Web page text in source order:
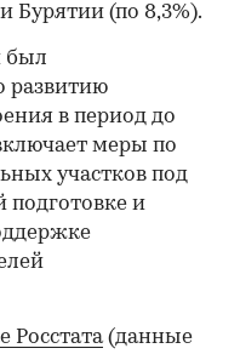
Бурятии (по 8,3%).
был
развитию
в период до
меры по
участков под
подготовке и
Росстата(данные